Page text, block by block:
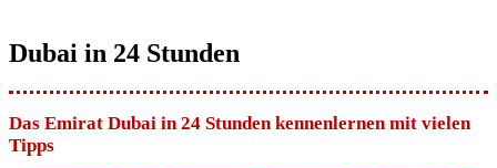
Dubai in 24 Stunden
Das Emirat Dubai in 24 Stunden kennenlernen mit vielen
Tipps